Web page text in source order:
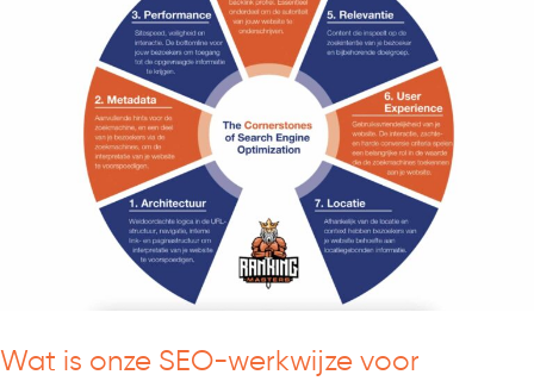
Wat is onze SEO-werkwijze voor